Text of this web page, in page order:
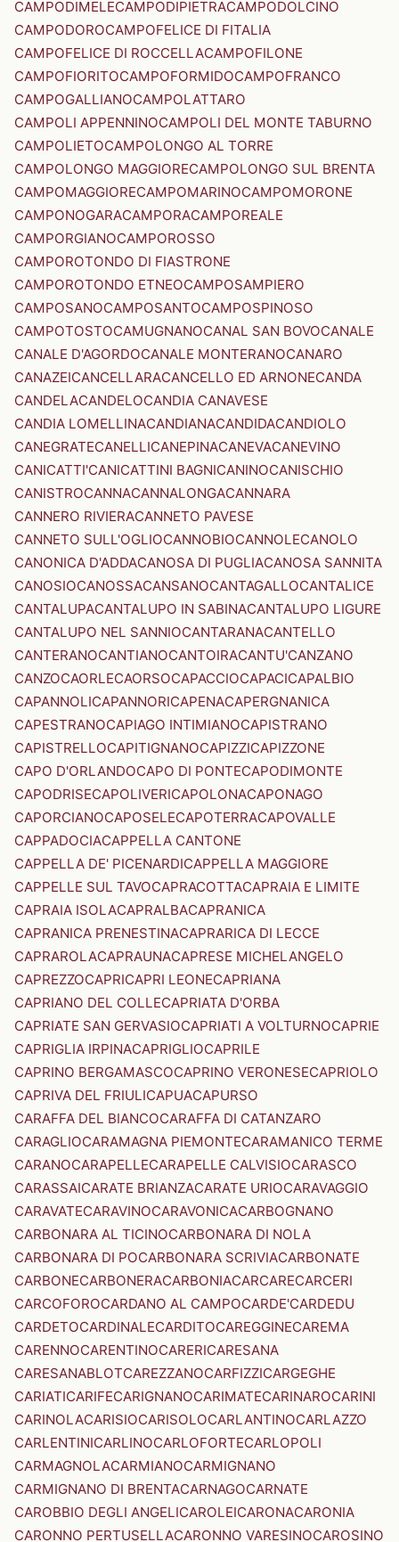
CAMPODIMELECAMPODIPIETRACAMPODOLCINO
CAMPODOROCAMPOFELICE DI FITALIA
CAMPOFELICE DI ROCCELLACAMPOFILONE
CAMPOFIORITOCAMPOFORMIDOCAMPOFRANCO
CAMPOGALLIANOCAMPOLATTARO
CAMPOLI APPENNINOCAMPOLI DEL MONTE TABURNO
CAMPOLIETOCAMPOLONGO AL TORRE
CAMPOLONGO MAGGIORECAMPOLONGO SUL BRENTA
CAMPOMAGGIORECAMPOMARINOCAMPOMORONE
CAMPONOGARACAMPORACAMPOREALE
CAMPORGIANOCAMPOROSSO
CAMPOROTONDO DI FIASTRONE
CAMPOROTONDO ETNEOCAMPOSAMPIERO
CAMPOSANOCAMPOSANTOCAMPOSPINOSO
CAMPOTOSTOCAMUGNANOCANAL SAN BOVOCANALE
CANALE D'AGORDOCANALE MONTERANOCANARO
CANAZEICANCELLARACANCELLO ED ARNONECANDA
CANDELACANDELOCANDIA CANAVESE
CANDIA LOMELLINACANDIANACANDIDACANDIOLO
CANEGRATECANELLICANEPINACANEVACANEVINO
CANICATTI'CANICATTINI BAGNICANINOCANISCHIO
CANISTROCANNACANNALONGACANNARA
CANNERO RIVIERACANNETO PAVESE
CANNETO SULL'OGLIOCANNOBIOCANNOLECANOLO
CANONICA D'ADDACANOSA DI PUGLIACANOSA SANNITA
CANOSIOCANOSSACANSANOCANTAGALLOCANTALICE
CANTALUPACANTALUPO IN SABINACANTALUPO LIGURE
CANTALUPO NEL SANNIOCANTARANACANTELLO
CANTERANOCANTIANOCANTOIRACANTU'CANZANO
CANZOCAORLECAORSOCAPACCIOCAPACICAPALBIO
CAPANNOLICAPANNORICAPENACAPERGNANICA
CAPESTRANOCAPIAGO INTIMIANOCAPISTRANO
CAPISTRELLOCAPITIGNANOCAPIZZICAPIZZONE
CAPO D'ORLANDOCAPO DI PONTECAPODIMONTE
CAPODRISECAPOLIVERICAPOLONACAPONAGO
CAPORCIANOCAPOSELECAPOTERRACAPOVALLE
CAPPADOCIACAPPELLA CANTONE
CAPPELLA DE' PICENARDICAPPELLA MAGGIORE
CAPPELLE SUL TAVOCAPRACOTTACAPRAIA E LIMITE
CAPRAIA ISOLACAPRALBACAPRANICA
CAPRANICA PRENESTINACAPRARICA DI LECCE
CAPRAROLACAPRAUNACAPRESE MICHELANGELO
CAPREZZOCAPRICAPRI LEONECAPRIANA
CAPRIANO DEL COLLECAPRIATA D'ORBA
CAPRIATE SAN GERVASIOCAPRIATI A VOLTURNOCAPRIE
CAPRIGLIA IRPINACAPRIGLIOCAPRILE
CAPRINO BERGAMASCOCAPRINO VERONESECAPRIOLO
CAPRIVA DEL FRIULICAPUACAPURSO
CARAFFA DEL BIANCOCARAFFA DI CATANZARO
CARAGLIOCARAMAGNA PIEMONTECARAMANICO TERME
CARANOCARAPELLECARAPELLE CALVISIOCARASCO
CARASSAICARATE BRIANZACARATE URIOCARAVAGGIO
CARAVATECARAVINOCARAVONICACARBOGNANO
CARBONARA AL TICINOCARBONARA DI NOLA
CARBONARA DI POCARBONARA SCRIVIACARBONATE
CARBONECARBONERACARBONIACARCARECARCERI
CARCOFOROCARDANO AL CAMPOCARDE'CARDEDU
CARDETOCARDINALECARDITOCAREGGINECAREMA
CARENNOCARENTINOCARERICARESANA
CARESANABLOTCAREZZANOCARFIZZICARGEGHE
CARIATICARIFECARIGNANOCARIMATECARINAROCARINI
CARINOLACARISIOCARISOLOCARLANTINOCARLAZZO
CARLENTINICARLINOCARLOFORTECARLOPOLI
CARMAGNOLACARMIANOCARMIGNANO
CARMIGNANO DI BRENTACARNAGOCARNATE
CAROBBIO DEGLI ANGELICAROLEICARONACARONIA
CARONNO PERTUSELLACARONNO VARESINOCAROSINO